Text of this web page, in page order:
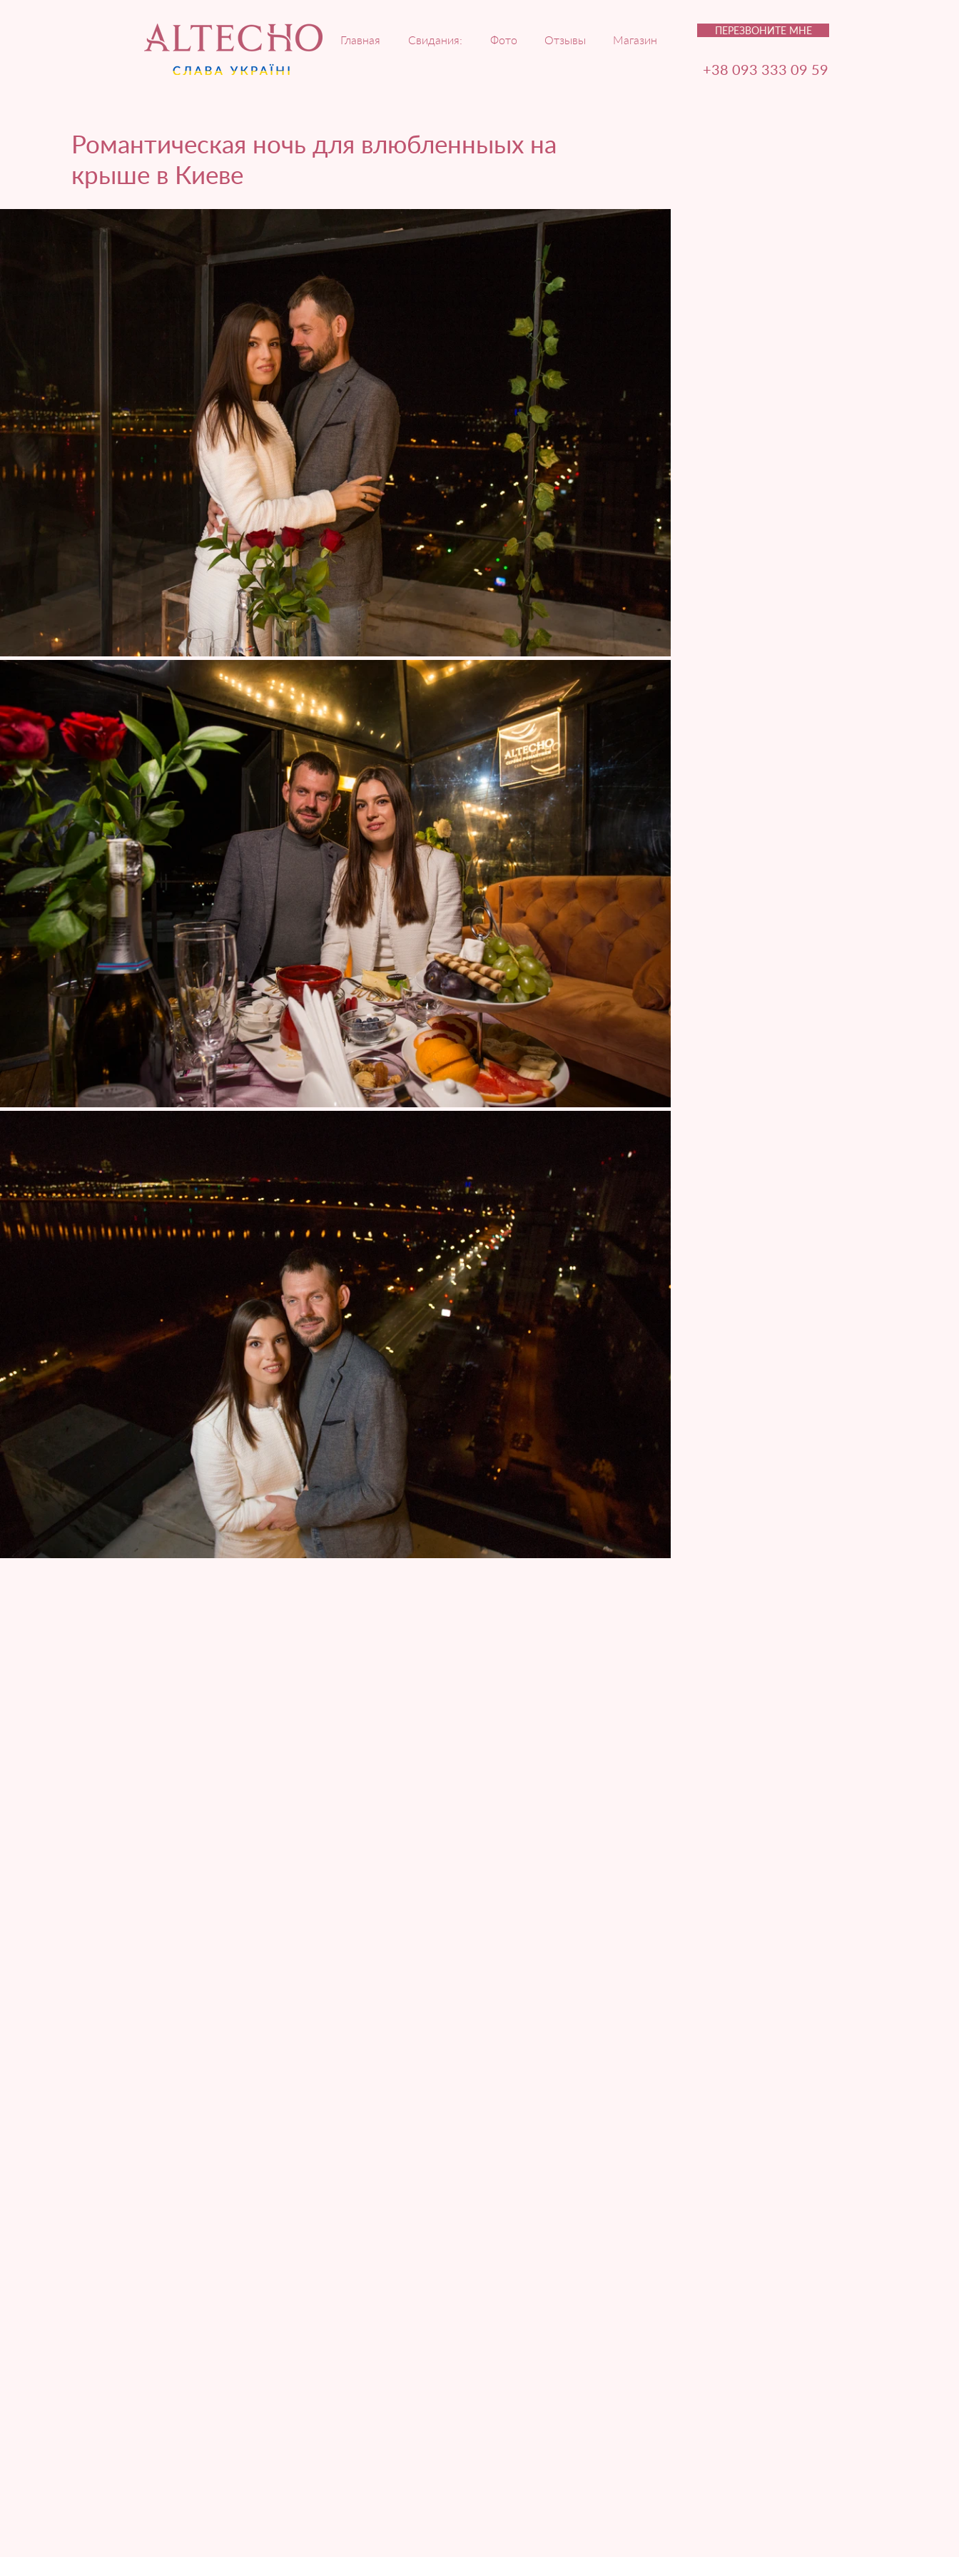
Главная Свидания: Фото Отзывы Магазин
ПЕРЕЗВОНИТЕ МНЕ
+38 093 333 09 59
Романтическая ночь для влюбленныых на
крыше в Киеве